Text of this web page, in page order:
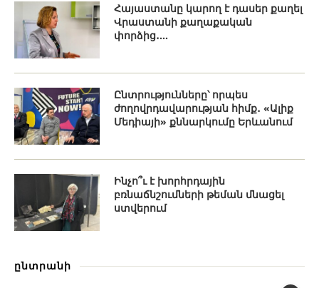
Հայաստանը կարող է դասեր քաղել
Վրաստանի քաղաքական
փորձից․...
Ընտրությունները՝ որպես
ժողովրդավարության հիմք․ «Ալիք
Մեդիայի» քննարկումը Երևանում
Ինչո՞ւ է խորհրդային
բռնաճնշումների թեման մնացել
ստվերում
ընտրանի